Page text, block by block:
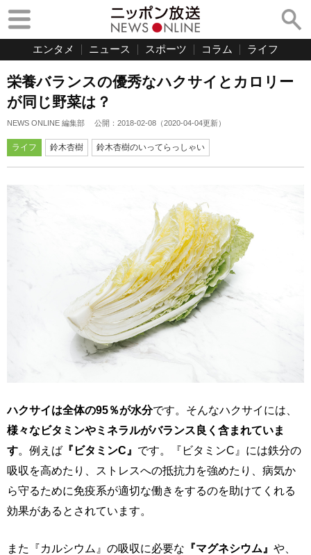
エンタメ ニュース スポーツ コラム ライフ
栄養バランスの優秀なハクサイとカロリー
が同じ野菜は？
NEWS ONLINE 編集部 公開： 2018-02-08 （2020-04-04更新）
ライフ 鈴木杏樹 鈴木杏樹のいってらっしゃい
ハクサイは全体の95％が水分です。そんなハクサイには、
様々なビタミンやミネラルがバランス良く含まれていま
す。例えば 『ビタミンC』 です。『ビタミンC』には鉄分の
吸収を高めたり、ストレスへの抵抗力を強めたり、病気か
ら守るために免疫系が適切な働きをするのを助けてくれる
効果があるとされています。
また『カルシウム』の吸収に必要な 『マグネシウム』 や、